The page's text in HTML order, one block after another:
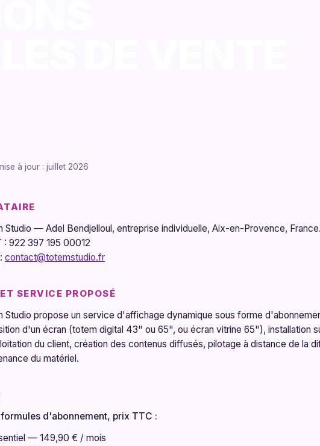
à jour : juillet 2026
Studio — Adel Bendjelloul, entreprise individuelle, Aix-en-Provence,
: 922 397 195 00012
contact@totemstudio.fr
SERVICE PROPOSÉ
Studio propose un service d'affichage dynamique sous forme
d'un écran (totem digital 43" ou 65", ou écran vitrine 65"), installation
du client, création des contenus diffusés, pilotage à distance de la
du matériel.
d'abonnement, prix TTC :
— 149,90 € / mois